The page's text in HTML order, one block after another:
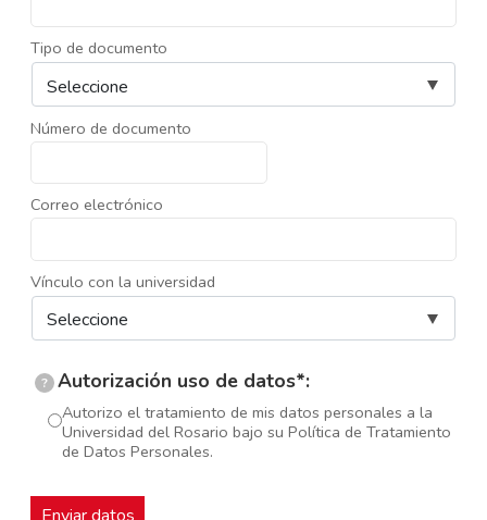
Tipo de documento
Número de documento
Correo electrónico
Vínculo con la universidad
? Autorización uso de datos*:
Autorizo el tratamiento de mis datos personales a la
Universidad del Rosario bajo su Política de Tratamiento
de Datos Personales.